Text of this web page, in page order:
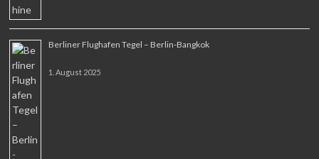
Berliner Flughafen Tegel – Berlin-Bangkok
1. August 2025